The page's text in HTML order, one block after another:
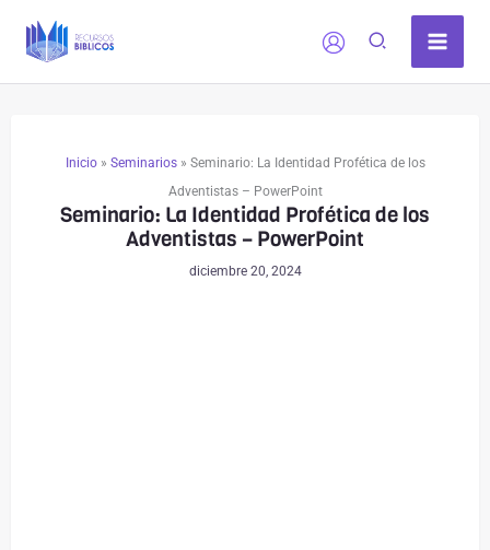
Inicio» Seminarios» Seminario: La Identidad Profética de los
Adventistas – PowerPoint
Seminario: La Identidad Profética de los
Adventistas – PowerPoint
diciembre 20, 2024